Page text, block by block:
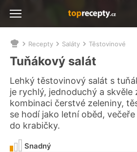
Nacházíte
se
zde:
Recepty Saláty Těstovinové
Tuňákový salát
Lehký těstovinový salát s
je rychlý, jednoduchý a skvěle
kombinaci čerstvé zeleniny,
se hodí jako letní oběd,
do krabičky.
Snadný